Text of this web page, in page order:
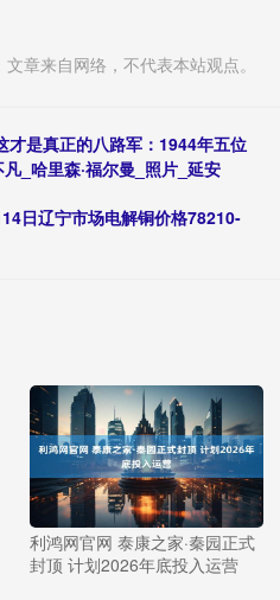
章来自网络，不代表本站观点。
才是真正的八路军：1944年五位
_哈里森·福尔曼_照片_延安
日辽宁市场电解铜价格78210-
利鸿网官网 泰康之家·秦园正式
封顶 计划2026年底投入运营